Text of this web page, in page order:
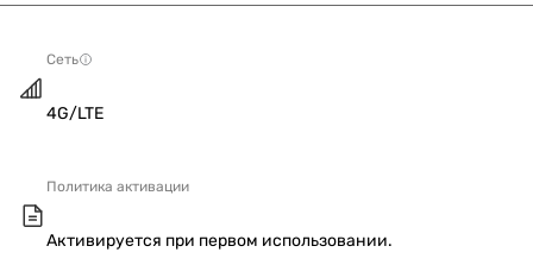
Сеть
4G/LTE
Политика активации
Активируется при первом использовании.